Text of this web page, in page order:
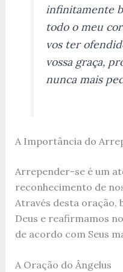
infinitamente
todo o meu
vos ter
vossa graça,
nunca mais
A Importância do
Arrepender-se é um
reconhecimento de
Através desta oração,
Deus e reafirmamos
de acordo com Seus
A Oração do Ângelus